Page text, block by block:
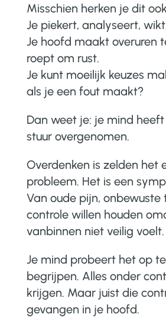
Misschien herken je dit
Je piekert, analyseert,
Je hoofd maakt overuren
roept om rust.
Je kunt moeilijk keuzes
als je een fout maakt?
Dan weet je: je mind
stuur overgenomen.
Overdenken is zelden het
probleem. Het is een
Van oude pijn, onbewuste
controle willen houden
vanbinnen niet veilig voelt.
Je mind probeert het op
begrijpen. Alles onder
krijgen. Maar juist die
gevangen in je hoofd.